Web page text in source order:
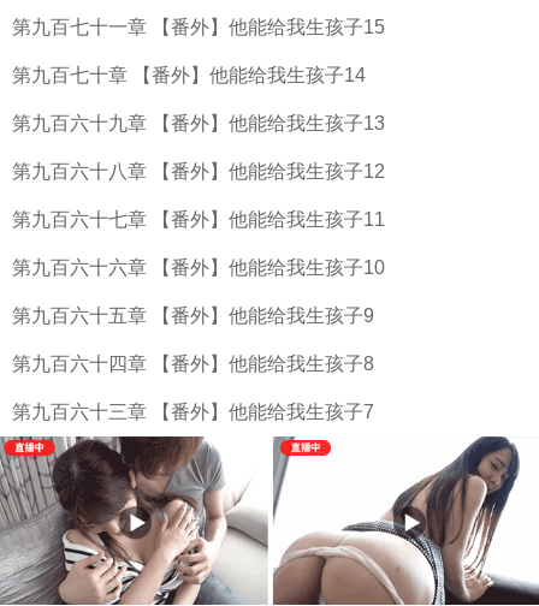
第九百七十一章 【番外】他能给我生孩子15
第九百七十章 【番外】他能给我生孩子14
第九百六十九章 【番外】他能给我生孩子13
第九百六十八章 【番外】他能给我生孩子12
第九百六十七章 【番外】他能给我生孩子11
第九百六十六章 【番外】他能给我生孩子10
第九百六十五章 【番外】他能给我生孩子9
第九百六十四章 【番外】他能给我生孩子8
第九百六十三章 【番外】他能给我生孩子7